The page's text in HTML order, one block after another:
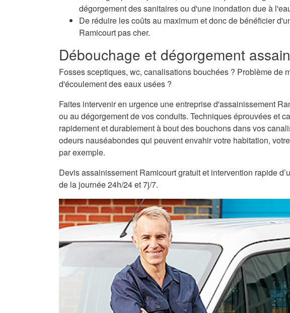
dégorgement des sanitaires ou d'une inondation due à
De réduire les coûts au maximum et donc de bénéficier
Ramicourt pas cher.
Débouchage et dégorgement
Fosses sceptiques, wc, canalisations bouchées ? Problème de
d'écoulement des eaux usées ?
Faites intervenir en urgence une entreprise d'assainissement
ou au dégorgement de vos conduits. Techniques éprouvées et
rapidement et durablement à bout des bouchons dans vos
odeurs nauséabondes qui peuvent envahir votre habitation,
par exemple.
Devis assainissement Ramicourt gratuit et intervention rapide
de la journée 24h/24 et 7j/7.